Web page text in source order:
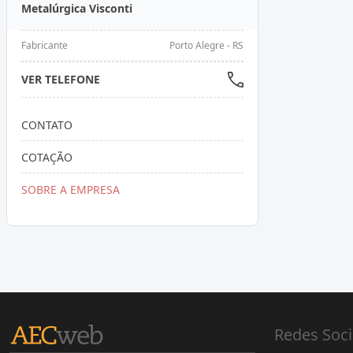
Metalúrgica Visconti
Fabricante Porto Alegre - RS
VER TELEFONE
CONTATO
COTAÇÃO
SOBRE A EMPRESA
Redes